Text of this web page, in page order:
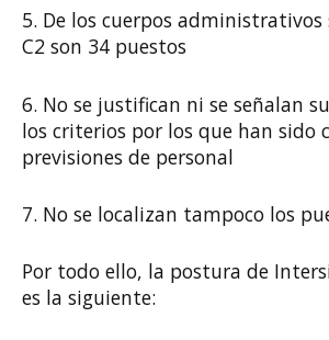
5. De los cuerpos administrativos
C2 son 34 puestos
6. No se justifican ni se señalan
los criterios por los que han sido
previsiones de personal
7. No se localizan tampoco los
Por todo ello, la postura de
es la siguiente: